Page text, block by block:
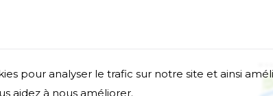
pour analyser le trafic sur notre site et ainsi
aidez à nous améliorer.